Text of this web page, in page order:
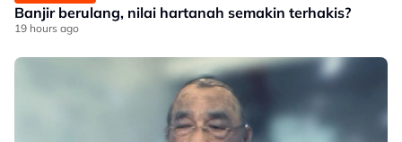
Banjir berulang, nilai hartanah semakin terhakis?
19 hours ago